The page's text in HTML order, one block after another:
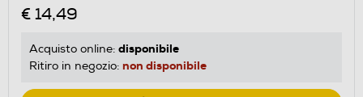
€ 14,49
Acquisto online: disponibile
Ritiro in negozio: non disponibile